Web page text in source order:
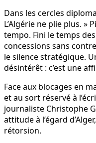
Dans les cercles
L’Algérie ne plie plus. »
tempo. Fini le temps
concessions sans
le silence stratégique.
désintérêt : c’est une
Face aux blocages en
et au sort réservé à
journaliste Christophe
attitude à l’égard
rétorsion.